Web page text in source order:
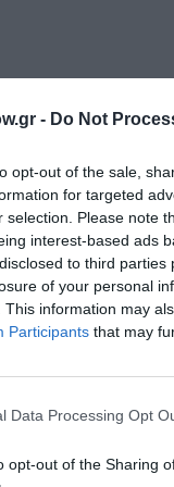
- Do Not
opt-out of the sale,
for targeted
selection. Please note
interest-based ads
to third
of your personal
This information may
Participants that may
Data Processing Opt
opt-out of the Sharing
πρώτοι όλες
στο
ΓΛΥΠΤΙΚΗ - ΧΑΡΑΚΤΙΚΗ
ΠΡΟΓΡΑΜΜΑΤΑ
ΚΑΛΟΚΑΙΡΙΝΕΣ